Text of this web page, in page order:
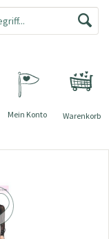
Warenkorb
Mein Konto